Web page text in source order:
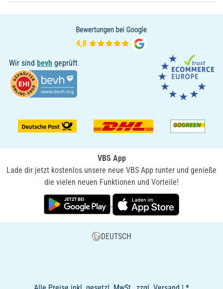
Wir sind bevh geprüft
VBS App
Lade dir jetzt kostenlos unsere neue VBS App runter und genieße
die vielen neuen Funktionen und Vorteile!
DEUTSCH